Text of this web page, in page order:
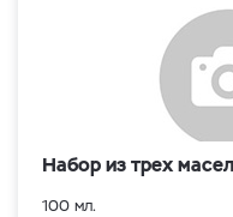
Набор из трех
100 мл.